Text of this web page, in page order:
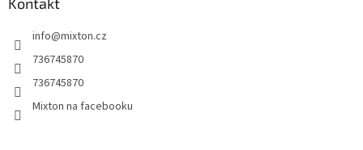
info@mixton.cz
736745870
736745870
Mixton na facebooku